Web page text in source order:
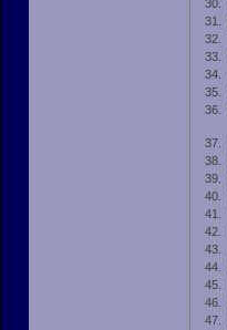
30.
31.
32.
33.
34.
35.
36.
37.
38.
39.
40.
41.
42.
43.
44.
45.
46.
47.